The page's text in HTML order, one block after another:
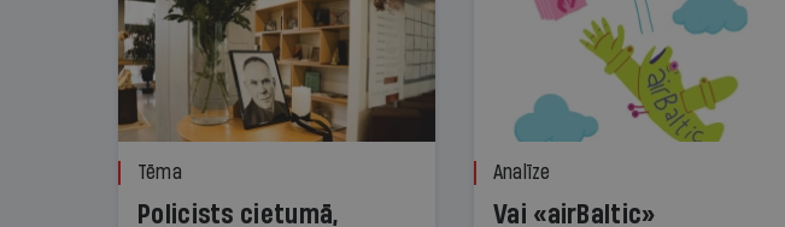
Tēma
Policists cietumā,
Analīze
Vai «airBaltic»